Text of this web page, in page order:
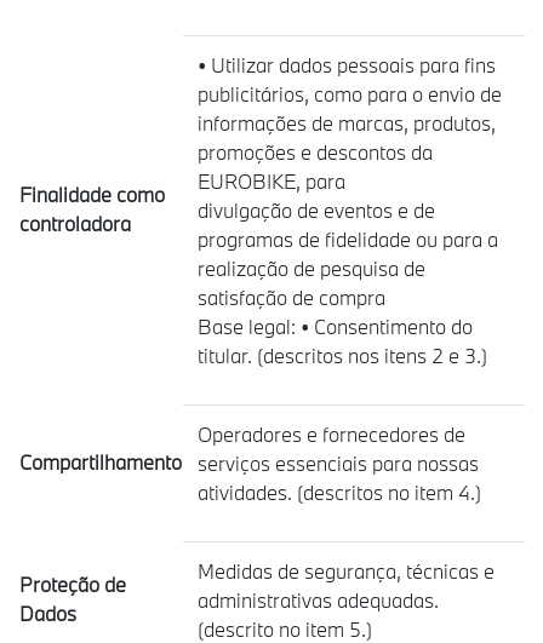
Finalidade como
controladora
• Utilizar dados pessoais para fins
publicitários, como para o envio de
informações de marcas, produtos,
promoções e descontos da
EUROBIKE, para
divulgação de eventos e de
programas de fidelidade ou para a
realização de pesquisa de
satisfação de compra
Base legal: • Consentimento do
titular. (descritos nos itens 2 e 3.)
Compartilhamento
Operadores e fornecedores de
serviços essenciais para nossas
atividades. (descritos no item 4.)
Proteção de
Dados
Medidas de segurança, técnicas e
administrativas adequadas.
(descrito no item 5.)